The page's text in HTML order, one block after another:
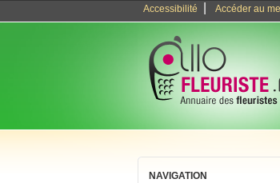
Accessibilité Accéder au
NAVIGATION